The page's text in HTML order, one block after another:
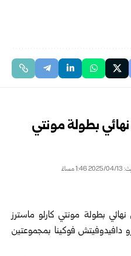
نهائي بطولة مونتي
مساءً
نهائي بطولة مونتي كارلو ماسترز
دافيدوفيتش فوكينا بمجموعتين